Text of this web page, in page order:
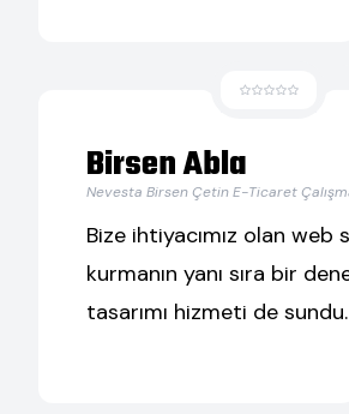
Birsen Abla
Nevesta Birsen Çetin E-Ticaret
Bize ihtiyacımız olan web
kurmanın yanı sıra bir
tasarımı hizmeti de